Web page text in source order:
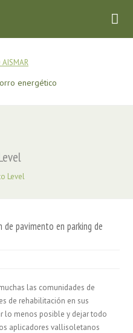
energético
Level
pavimento en parking de
las comunidades de
de rehabilitación en sus
lo menos posible y dejar todo
aplicadores vallisoletanos